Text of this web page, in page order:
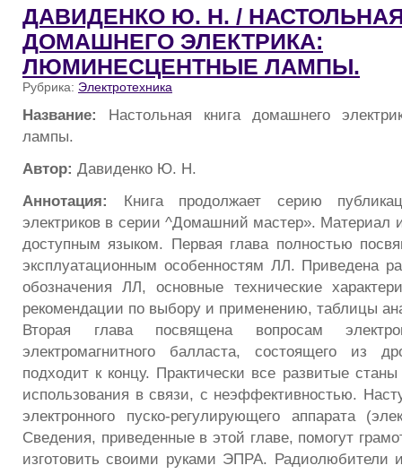
ДАВИДЕНКО Ю. Н. /
ДОМАШНЕГО ЭЛЕКТРИКА:
ЛЮМИНЕСЦЕНТНЫЕ ЛАМПЫ.
Рубрика: Электротехника
Название: Настольная книга домашнего
лампы.
Автор: Давиденко Ю. Н.
Аннотация: Книга продолжает серию
электриков в серии ^Домашний мастер». Материал
доступным языком. Первая глава полностью
эксплуатационным особенностям ЛЛ. Приведена
обозначения ЛЛ, основные технические
рекомендации по выбору и применению, таблицы
Вторая глава посвящена вопросам
электромагнитного балласта, состоящего из
подходит к концу. Практически все развитые
использования в связи, с неэффективностью.
электронного пуско-регулирующего аппарата
Сведения, приведенные в этой главе, помогут
изготовить своими руками ЭПРА. Радиолюбители